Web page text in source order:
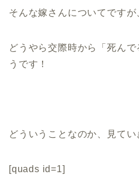
そんな嫁さんについてですが
どうやら交際時から「死ん
うです！
どういうことなのか、見てい
[quads id=1]